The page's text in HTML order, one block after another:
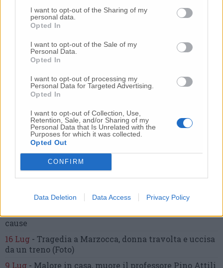
I want to opt-out of the Sharing of my
personal data.
Opted In
I want to opt-out of the Sale of my
Personal Data.
Opted In
I want to opt-out of processing my
Personal Data for Targeted Advertising.
Opted In
I want to opt-out of Collection, Use,
Retention, Sale, and/or Sharing of my
Personal Data that Is Unrelated with the
Purposes for which it was collected.
Opted Out
CONFIRM
Data Deletion Data Access Privacy Policy
Commenta l'articolo
Gli articoli più letti
24 Lug-Bimbi costretti a colpirsi da soli
e lasciati al
orrore all’asilo, arrestate due educatrici
-Luigia Fortunato,l’ennesimo femminicidio:
prima la lite, poi la furia col coltello
coltellate.Fermato il compagno: “L’ho ammazzata”
(Foto-Video)
-Scontro tra auto e moto a Numana:
gravissimo un centauro
Maltrattamenti all’asilo, parla il sindaco:
«Notifica arrivata in mattinata,anche i miei figli
Fermato col taser,muore in ospedale dopo un
cause
16 Lug - Tragedia a Marzocca, donna travolta e uccisa
da un treno (Foto)
9 Lug - Malore in casa, muore il professore Pino Attili